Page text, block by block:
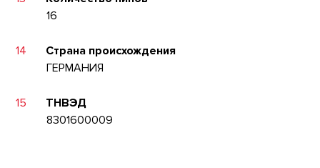
16
14
Страна происхождения
ГЕРМАНИЯ
15
ТНВЭД
8301600009